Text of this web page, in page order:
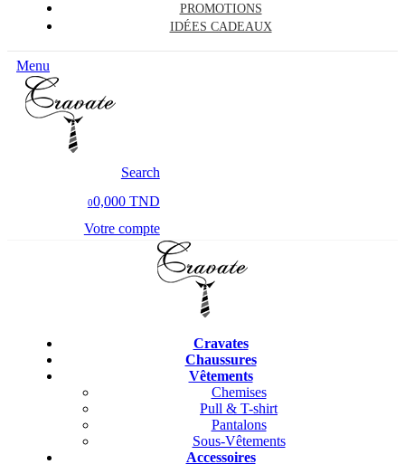
PROMOTIONS
IDÉES CADEAUX
Menu
Search
00,000 TND
Votre compte
Cravates
Chaussures
Vêtements
Chemises
Pull & T-shirt
Pantalons
Sous-Vêtements
Accessoires